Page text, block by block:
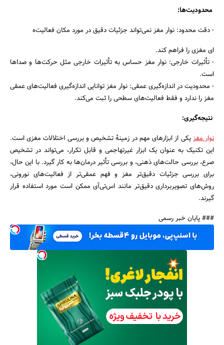
محدودیت‌ها:
- دقت محدود: نوار مغز نمی‌تواند جزئیات دقیق در مورد مکان فعالیت‌ه
ای مغزی را فراهم کند.
- تأثیرات خارجی: نوار مغز حساس به تأثیرات خارجی مثل حرکت‌ها و صداها
است.
- محدودیت در اندازه‌گیری عمقی: نوار مغز توانایی اندازه‌گیری فعالیت‌های عمقی
مغز را ندارد و فقط فعالیت‌های سطحی را ثبت می‌کند.
نتیجه‌گیری:
نوار مغزیکی از ابزارهای مهم در زمینهٔ تشخیص و بررسی اختلالات مغزی است.
این تکنیک به عنوان یک ابزار غیرتهاجمی و قابل تکرار، می‌تواند در تشخیص
صرع، بررسی حالت‌های ذهنی، و بررسی تأثیر درمان‌ها به کار گیرد. با این حال،
برای بررسی جزئیات دقیق‌تر مغز و فهم عمقی‌تر از فعالیت‌های نورونی،
روش‌های تصویربرداری دقیق‌تر مانند اس‌تی‌آی ممکن است مورد استفاده قرار
گیرند.
### پایان خبر رسمی